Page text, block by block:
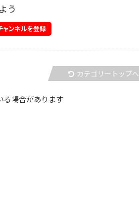
う
カテゴリートップへ
る場合があります